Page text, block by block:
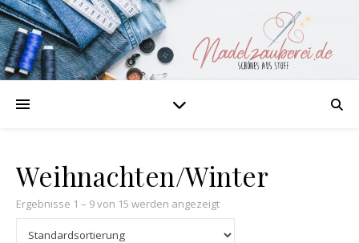
Weihnachten/Winter
Ergebnisse 1 – 9 von 15 werden angezeigt